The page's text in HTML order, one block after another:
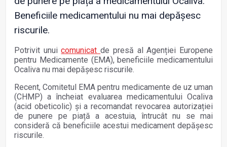
Beneficiile medicamentului nu mai depășesc
riscurile.
Potrivit unuicomunicatde presă al Agenției Europene
pentru Medicamente (EMA), beneficiile medicamentului
Ocaliva nu mai depășesc riscurile.
Recent, Comitetul EMA pentru medicamente de uz uman
(CHMP) a încheiat evaluarea medicamentului Ocaliva
(acid obeticolic) și a recomandat revocarea autorizației
de punere pe piață a acestuia, întrucât nu se mai
consideră că beneficiile acestui medicament depășesc
riscurile.